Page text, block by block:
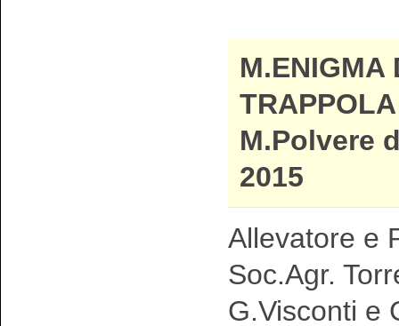
M.ENIGMA
M.Polvere
2015
Allevatore e
Soc.Agr.
G.Visconti e